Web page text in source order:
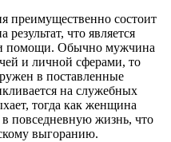
преимущественно состоит
что является
помощи. Обычно мужчина
и личной сферами, то
в поставленные
на служебных
тогда как женщина
повседневную жизнь, что
выгоранию.